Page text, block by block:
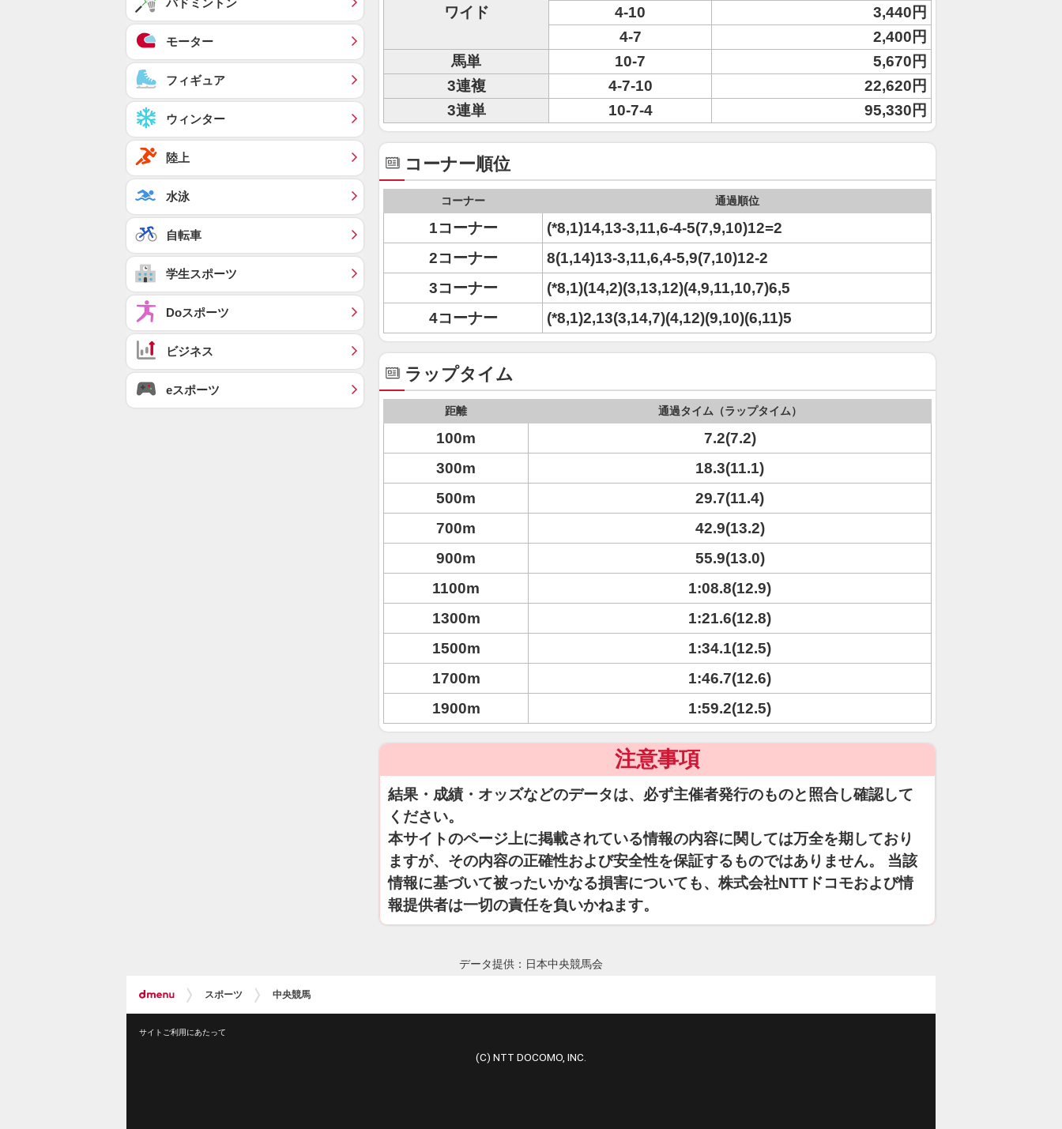
ワイド
4-10
3,440円
4-7
2,400円
馬単
10-7
5,670円
3連複
4-7-10
22,620円
3連単
10-7-4 95,330円
コーナー順位
コーナー 通過順位
1コーナー
(*8,1)14,13-3,11,6-4-5(7,9,10)12=2
2コーナー
8(1,14)13-3,11,6,4-5,9(7,10)12-2
3コーナー
(*8,1)(14,2)(3,13,12)(4,9,11,10,7)6,5
4コーナー
(*8,1)2,13(3,14,7)(4,12)(9,10)(6,11)5
ラップタイム
距離 通過タイム（ラップタイム）
100m
7.2(7.2)
300m
18.3(11.1)
500m
29.7(11.4)
700m
42.9(13.2)
900m
55.9(13.0)
1100m
1:08.8(12.9)
1300m
1:21.6(12.8)
1500m
1:34.1(12.5)
1700m
1:46.7(12.6)
1900m
1:59.2(12.5)
注意事項
結果・成績・オッズなどのデータは、必ず主催者発行のものと照合し確認して
ください。
本サイトのページ上に掲載されている情報の内容に関しては万全を期しており
ますが、その内容の正確性および安全性を保証するものではありません。 当該
情報に基づいて被ったいかなる損害についても、株式会社NTTドコモおよび情
報提供者は一切の責任を負いかねます。
バドミントン
モーター
フィギュア
ウィンター
陸上
水泳
自転車
学生スポーツ
Doスポーツ
ビジネス
eスポーツ
データ提供：日本中央競馬会
スポーツ 中央競馬
サイトご利用にあたって
(C) NTT DOCOMO, INC.